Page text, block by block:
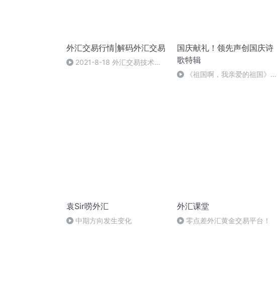
外汇交易行情|解码外汇交易
2021-8-18 外汇交易技术分
国庆献礼！领先声创国庆诗
歌特辑
《祖国啊，我亲爱的祖国》温
袁Sir唠外汇
中期方向发生变化
外汇课堂
零点差外汇黄金交易平台！